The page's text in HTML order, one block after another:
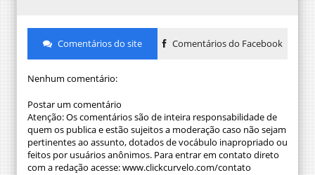
Comentários do site Comentários do Facebook
Nenhum comentário:
Postar um comentário
Atenção: Os comentários são de inteira responsabilidade de
quem os publica e estão sujeitos a moderação caso não sejam
pertinentes ao assunto, dotados de vocábulo inapropriado ou
feitos por usuários anônimos. Para entrar em contato direto
com a redação acesse: www.clickcurvelo.com/contato